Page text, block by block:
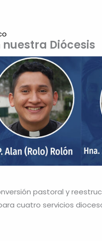
Diócesis
pastoral y
cuatro servicios